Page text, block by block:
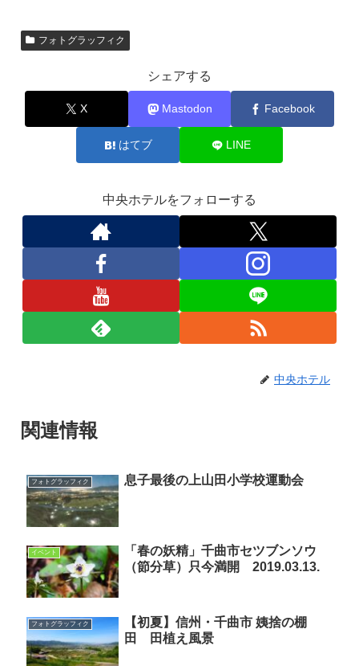
フォトグラッフィク
シェアする
X Mastodon Facebook
はてブ LINE
中央ホテルをフォローする
中央ホテル
関連情報
フォトグラッフィク 息子最後の上山田小学校運動会
イベント
「春の妖精」千曲市セツブンソウ
（節分草）只今満開 2019.03.13.
フォトグラッフィク
【初夏】信州・千曲市 姨捨の棚
田 田植え風景